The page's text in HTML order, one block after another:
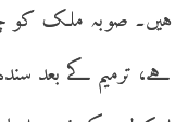
ہیں۔ صوبہ ملک